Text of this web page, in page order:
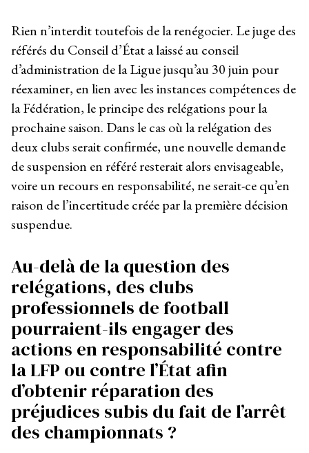
Rien n’interdit toutefois de la renégocier. Le juge des
référés du Conseil d’État a laissé au conseil
d’administration de la Ligue jusqu’au 30 juin pour
réexaminer, en lien avec les instances compétences de
la Fédération, le principe des relégations pour la
prochaine saison. Dans le cas où la relégation des
deux clubs serait confirmée, une nouvelle demande
de suspension en référé resterait alors envisageable,
voire un recours en responsabilité, ne serait-ce qu’en
raison de l’incertitude créée par la première décision
suspendue.
Au-delà de la question des
relégations, des clubs
professionnels de football
pourraient-ils engager des
actions en responsabilité contre
la LFP ou contre l’État afin
d’obtenir réparation des
préjudices subis du fait de l’arrêt
des championnats ?